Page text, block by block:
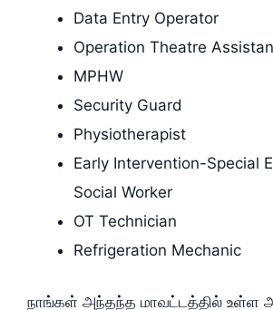
Data Entry Operator
Operation Theatre
MPHW
Security Guard
Physiotherapist
Early Intervention-Special
Social Worker
OT Technician
Refrigeration Mechanic
நாங்கள் அந்தந்த மாவட்டத்தில் உள்ள